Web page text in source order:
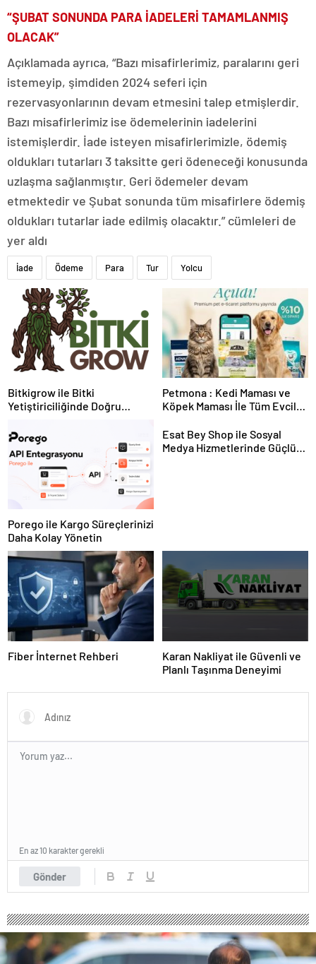
“ŞUBAT SONUNDA PARA İADELERİ TAMAMLANMIŞ
OLACAK”
Açıklamada ayrıca, “Bazı misafirlerimiz, paralarını geri
istemeyip, şimdiden 2024 seferi için
rezervasyonlarının devam etmesini talep etmişlerdir.
Bazı misafirlerimiz ise ödemelerinin iadelerini
istemişlerdir. İade isteyen misafirlerimizle, ödemiş
oldukları tutarları 3 taksitte geri ödeneceği konusunda
uzlaşma sağlanmıştır. Geri ödemeler devam
etmektedir ve Şubat sonunda tüm misafirlere ödemiş
oldukları tutarlar iade edilmiş olacaktır.” cümleleri de
yer aldı
İade Ödeme Para Tur Yolcu
Bitkigrow ile Bitki
Yetiştiriciliğinde Doğru
Petmona : Kedi Maması ve
Köpek Maması İle Tüm Evcil
Porego ile Kargo Süreçlerinizi
Daha Kolay Yönetin
Esat Bey Shop ile Sosyal
Medya Hizmetlerinde Güçlü
Fiber İnternet Rehberi
Karan Nakliyat ile Güvenli ve
Planlı Taşınma Deneyimi
Gönder
En az 10 karakter gerekli